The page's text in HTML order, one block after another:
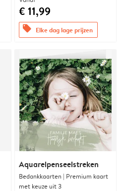
€ 11,99
offers Elke dag lage prijzen
Aquarelpenseelstreken
Bedankkaarten | Premium kaart
met keuze uit 3